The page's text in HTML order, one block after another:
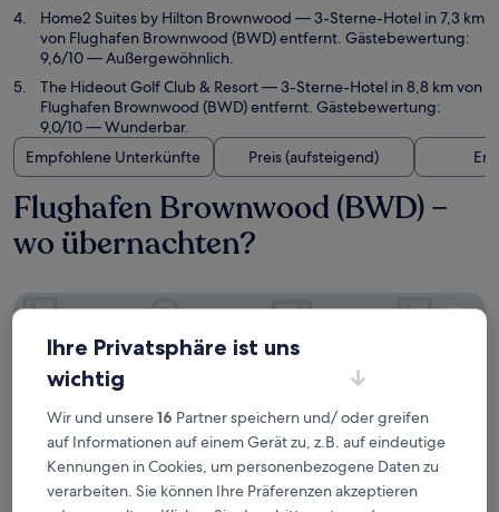
Home2 Suites by Hilton Brownwood — 3-Sterne-Hotel in 7,3 km
von Flughafen Brownwood (BWD) entfernt. Gästebewertung:
9,6/10 — Außergewöhnlich.
The Hideout Golf Club & Resort— 3-Sterne-Hotel in 8,8 km von
Flughafen Brownwood (BWD) entfernt. Gästebewertung:
9,0/10 — Wunderbar.
Empfohlene Unterkünfte
Preis (aufsteigend)
Flughafen Brownwood (BWD) –
wo übernachten?
Holiday Inn Express Early by IHG
Ihre Privatsphäre ist uns
wichtig
Wir und unsere16 Partner speichern und/ oder greifen
auf Informationen auf einem Gerät zu, z.B. auf eindeutige
Kennungen in Cookies, um personenbezogene Daten zu
verarbeiten. Sie können Ihre Präferenzen akzeptieren